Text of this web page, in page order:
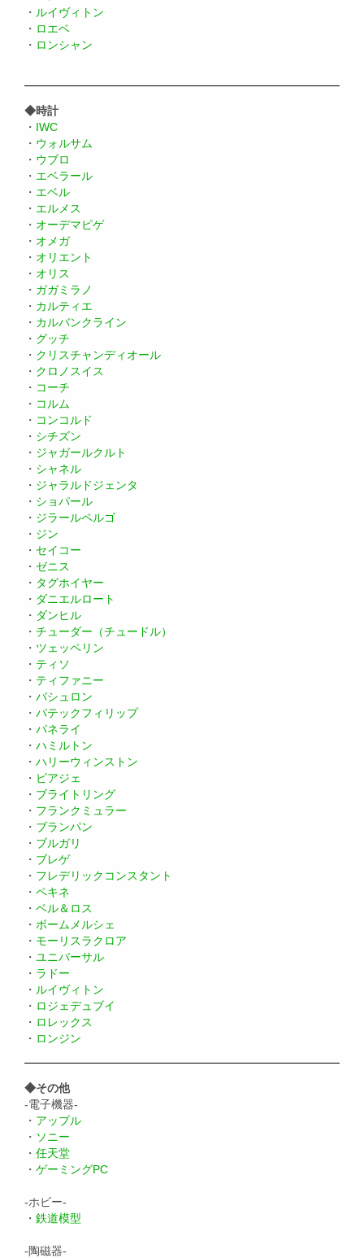
・ ルイヴィトン
・ ロエベ
・ ロンシャン
◆時計
・ IWC
・ ウォルサム
・ ウブロ
・ エベラール
・ エベル
・ エルメス
・ オーデマピゲ
・ オメガ
・ オリエント
・ オリス
・ ガガミラノ
・ カルティエ
・ カルバンクライン
・ グッチ
・ クリスチャンディオール
・ クロノスイス
・ コーチ
・ コルム
・ コンコルド
・ シチズン
・ ジャガールクルト
・ シャネル
・ ジャラルドジェンタ
・ ショパール
・ ジラールペルゴ
・ ジン
・ セイコー
・ ゼニス
・ タグホイヤー
・ ダニエルロート
・ ダンヒル
・ チューダー（チュードル）
・ ツェッペリン
・ ティソ
・ ティファニー
・ バシュロン
・ パテックフィリップ
・ パネライ
・ ハミルトン
・ ハリーウィンストン
・ ピアジェ
・ ブライトリング
・ フランクミュラー
・ ブランパン
・ ブルガリ
・ ブレゲ
・ フレデリックコンスタント
・ ペキネ
・ ベル＆ロス
・ ボームメルシェ
・ モーリスラクロア
・ ユニバーサル
・ ラドー
・ ルイヴィトン
・ ロジェデュブイ
・ ロレックス
・ ロンジン
◆その他
-電子機器-
・ アップル
・ ソニー
・ 任天堂
・ ゲーミングPC
-ホビー-
・ 鉄道模型
-陶磁器-